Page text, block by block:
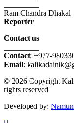
Ram Chandra Dhakal
Reporter
Contact us
Contact: +977-
Email:
© 2026 Copyright
rights reserved
Developed by: